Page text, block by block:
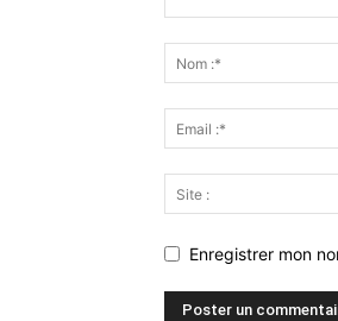
Enregistrer mon